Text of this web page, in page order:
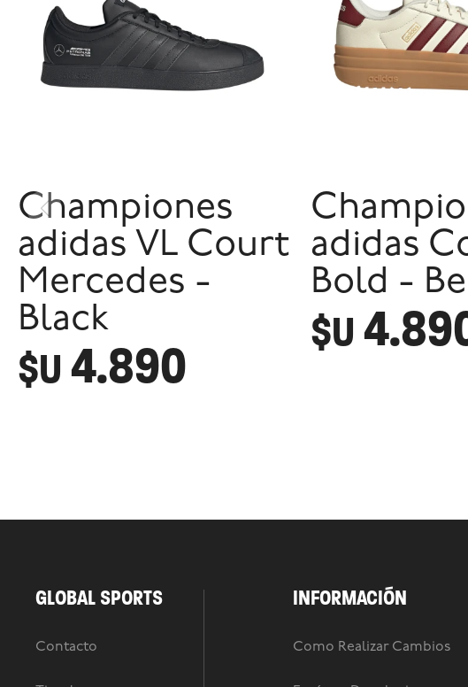
Championes
adidas VL Court
Mercedes -
Black
$U 4.890
adidas
Bold -
$U
GLOBAL SPORTS
Contacto
INFORMACIÓN
Como Realizar Cambios